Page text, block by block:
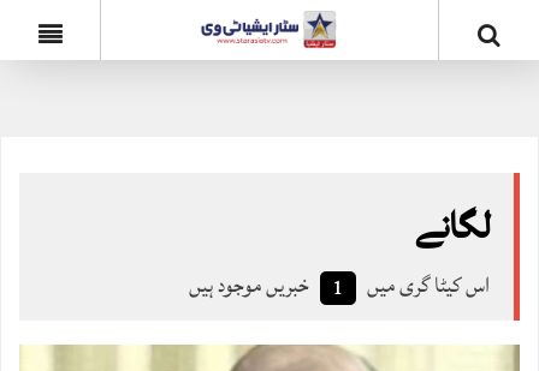
لگانے
اس کیٹا گری میں 1 خبریں موجود ہیں